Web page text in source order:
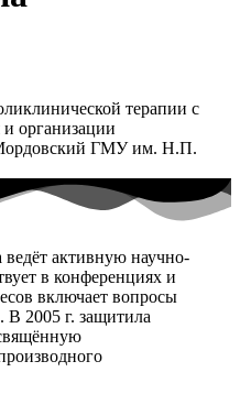
терапии с
организации
ГМУ им. Н.П.
ведёт активную научно-
в конференциях и
включает вопросы
В 2005 г. защитила